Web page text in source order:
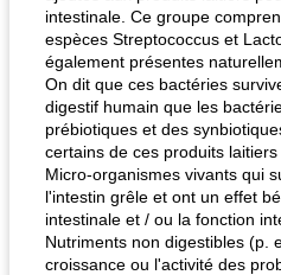
intestinale. Ce groupe
espèces Streptococcus et
également présentes
On dit que ces bactéries
digestif humain que les
prébiotiques et des
certains de ces produits
Micro-organismes vivants qui
l'intestin grêle et ont un effet
intestinale et / ou la fonction
Nutriments non digestibles (p.
croissance ou l'activité des